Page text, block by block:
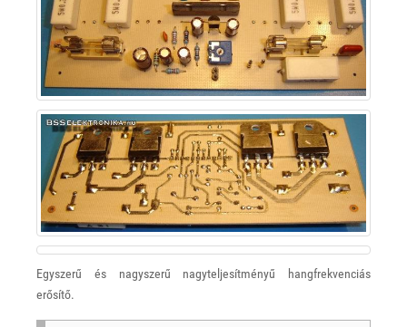
Egyszerű és nagyszerű nagyteljesítményű hangfrekvenciás
erősítő.